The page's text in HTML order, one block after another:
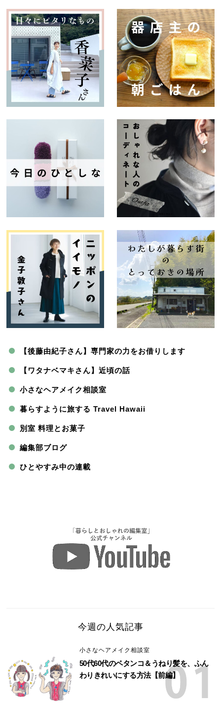
【後藤由紀子さん】専門家の力をお借りします
【ワタナベマキさん】近頃の話
小さなヘアメイク相談室
暮らすように旅する Travel Hawaii
別室 料理とお菓子
編集部ブログ
ひとやすみ中の連載
今週の人気記事
小さなヘアメイク相談室
50代60代のペタンコ＆うねり髪を、ふん
わりきれいにする方法【前編】